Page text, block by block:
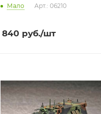
Мало Арт.: 06210
840 руб./шт